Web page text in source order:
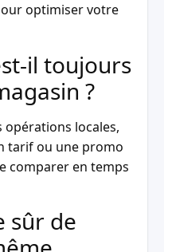
optimiser votre
il toujours
?
opérations locales,
tarif ou une promo
comparer en temps
sûr de